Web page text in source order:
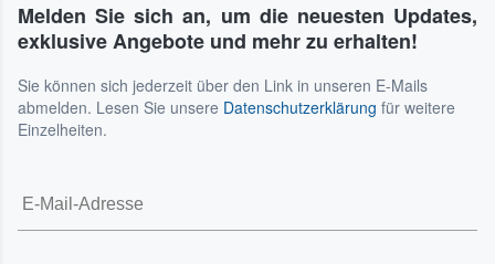
Melden Sie sich an, um die neuesten Updates,
exklusive Angebote und mehr zu erhalten!
Sie können sich jederzeit über den Link in unseren E-Mails
abmelden. Lesen Sie unsere Datenschutzerklärung für weitere
Einzelheiten.